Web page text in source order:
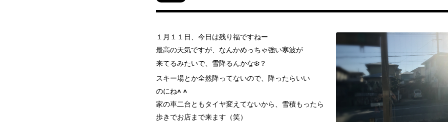
１月１１日、今日は残り福ですねー
最高の天気ですが、なんかめっちゃ強い寒波が
来てるみたいで、雪降るんかな❄️？
スキー場とか全然降ってないので、降ったらいい
のにね^ ^
家の車二台ともタイヤ変えてないから、雪積もったら
歩きでお店まで来ます（笑）